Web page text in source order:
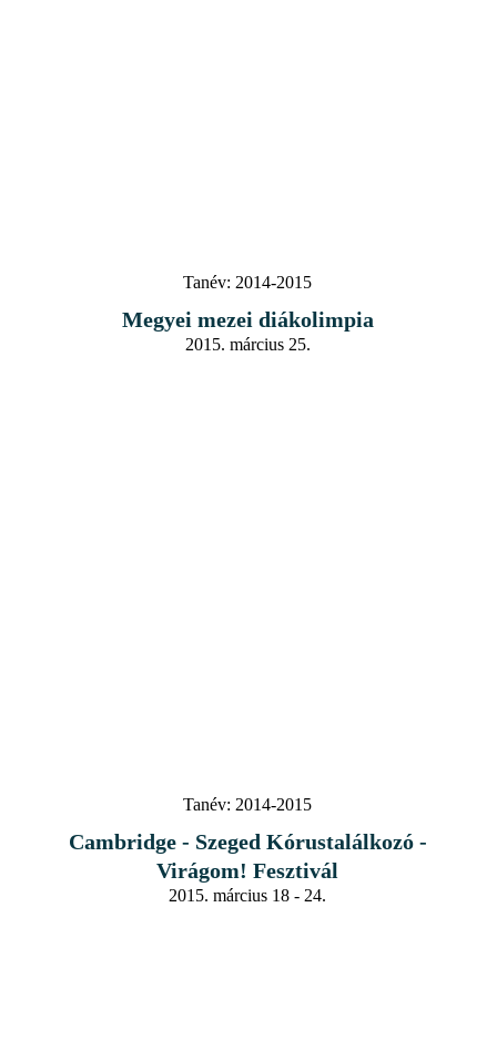
Tanév: 2014-2015
Megyei mezei diákolimpia
2015. március 25.
Tanév: 2014-2015
Cambridge - Szeged Kórustalálkozó -
Virágom! Fesztivál
2015. március 18 - 24.